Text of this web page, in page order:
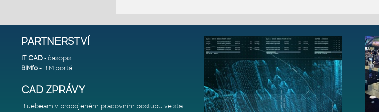
PARTNERSTVÍ
IT CAD- časopis
BIMfo- BIM portál
CAD ZPRÁVY
Bluebeam v propojeném pracovním postupu ve stavebnictví: Proč je int